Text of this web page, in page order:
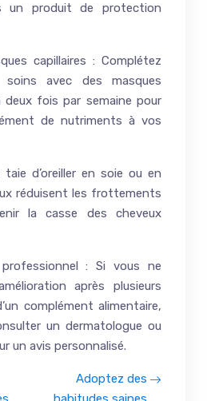
un produit de protection
capillaires : Complétez
avec des masques
deux fois par semaine pour
de nutriments à vos
d’oreiller en soie ou en
réduisent les frottements
la casse des cheveux
: Si vous ne
après plusieurs
complément alimentaire,
un dermatologue ou
un avis personnalisé.
Adoptez des